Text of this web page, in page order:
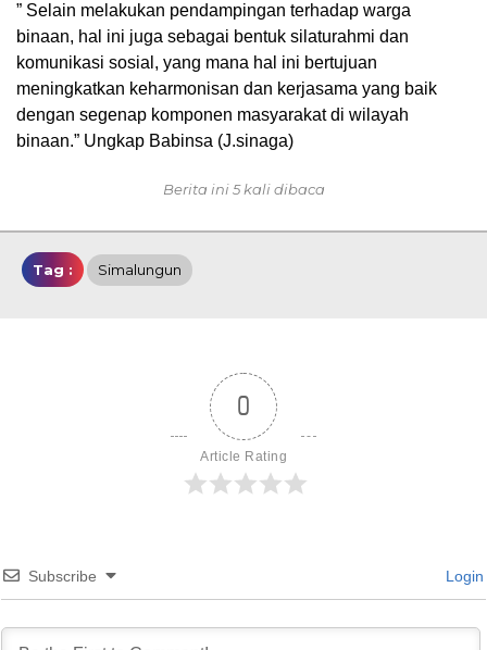
” Selain melakukan pendampingan terhadap warga
binaan, hal ini juga sebagai bentuk silaturahmi dan
komunikasi sosial, yang mana hal ini bertujuan
meningkatkan keharmonisan dan kerjasama yang baik
dengan segenap komponen masyarakat di wilayah
binaan.” Ungkap Babinsa (J.sinaga)
Berita ini 5 kali dibaca
Tag : Simalungun
0
Article Rating
Subscribe Login